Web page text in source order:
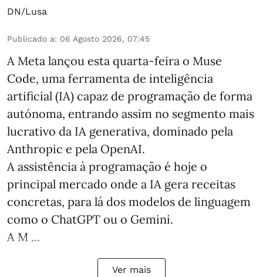
DN/Lusa
Publicado a: 06 Agosto 2026, 07:45
A Meta lançou esta quarta-feira o Muse
Code, uma ferramenta de inteligência
artificial (IA) capaz de programação de forma
autónoma, entrando assim no segmento mais
lucrativo da IA generativa, dominado pela
Anthropic e pela OpenAI.
A assistência à programação é hoje o
principal mercado onde a IA gera receitas
concretas, para lá dos modelos de linguagem
como o ChatGPT ou o Gemini.
A M ...
Ver mais